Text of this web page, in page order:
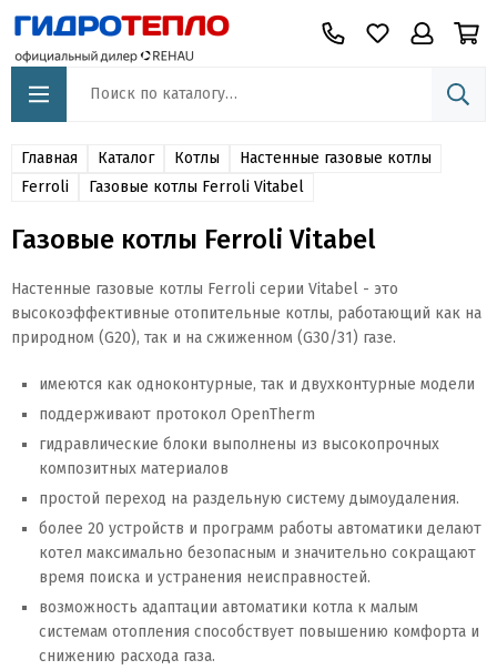
Главная Каталог Котлы
Настенные газовые котлы
Ferroli
Газовые котлы Ferroli Vitabel
Газовые котлы Ferroli Vitabel
Настенные газовые котлы Ferroli серии Vitabel - это
высокоэффективные отопительные котлы, работающий как на
природном (G20), так и на сжиженном (G30/31) газе.
имеются как одноконтурные, так и двухконтурные модели
поддерживают протокол OpenTherm
гидравлические блоки выполнены из высокопрочных
композитных материалов
простой переход на раздельную систему дымоудаления.
более 20 устройств и программ работы автоматики делают
котел максимально безопасным и значительно сокращают
время поиска и устранения неисправностей.
возможность адаптации автоматики котла к малым
системам отопления способствует повышению комфорта и
снижению расхода газа.